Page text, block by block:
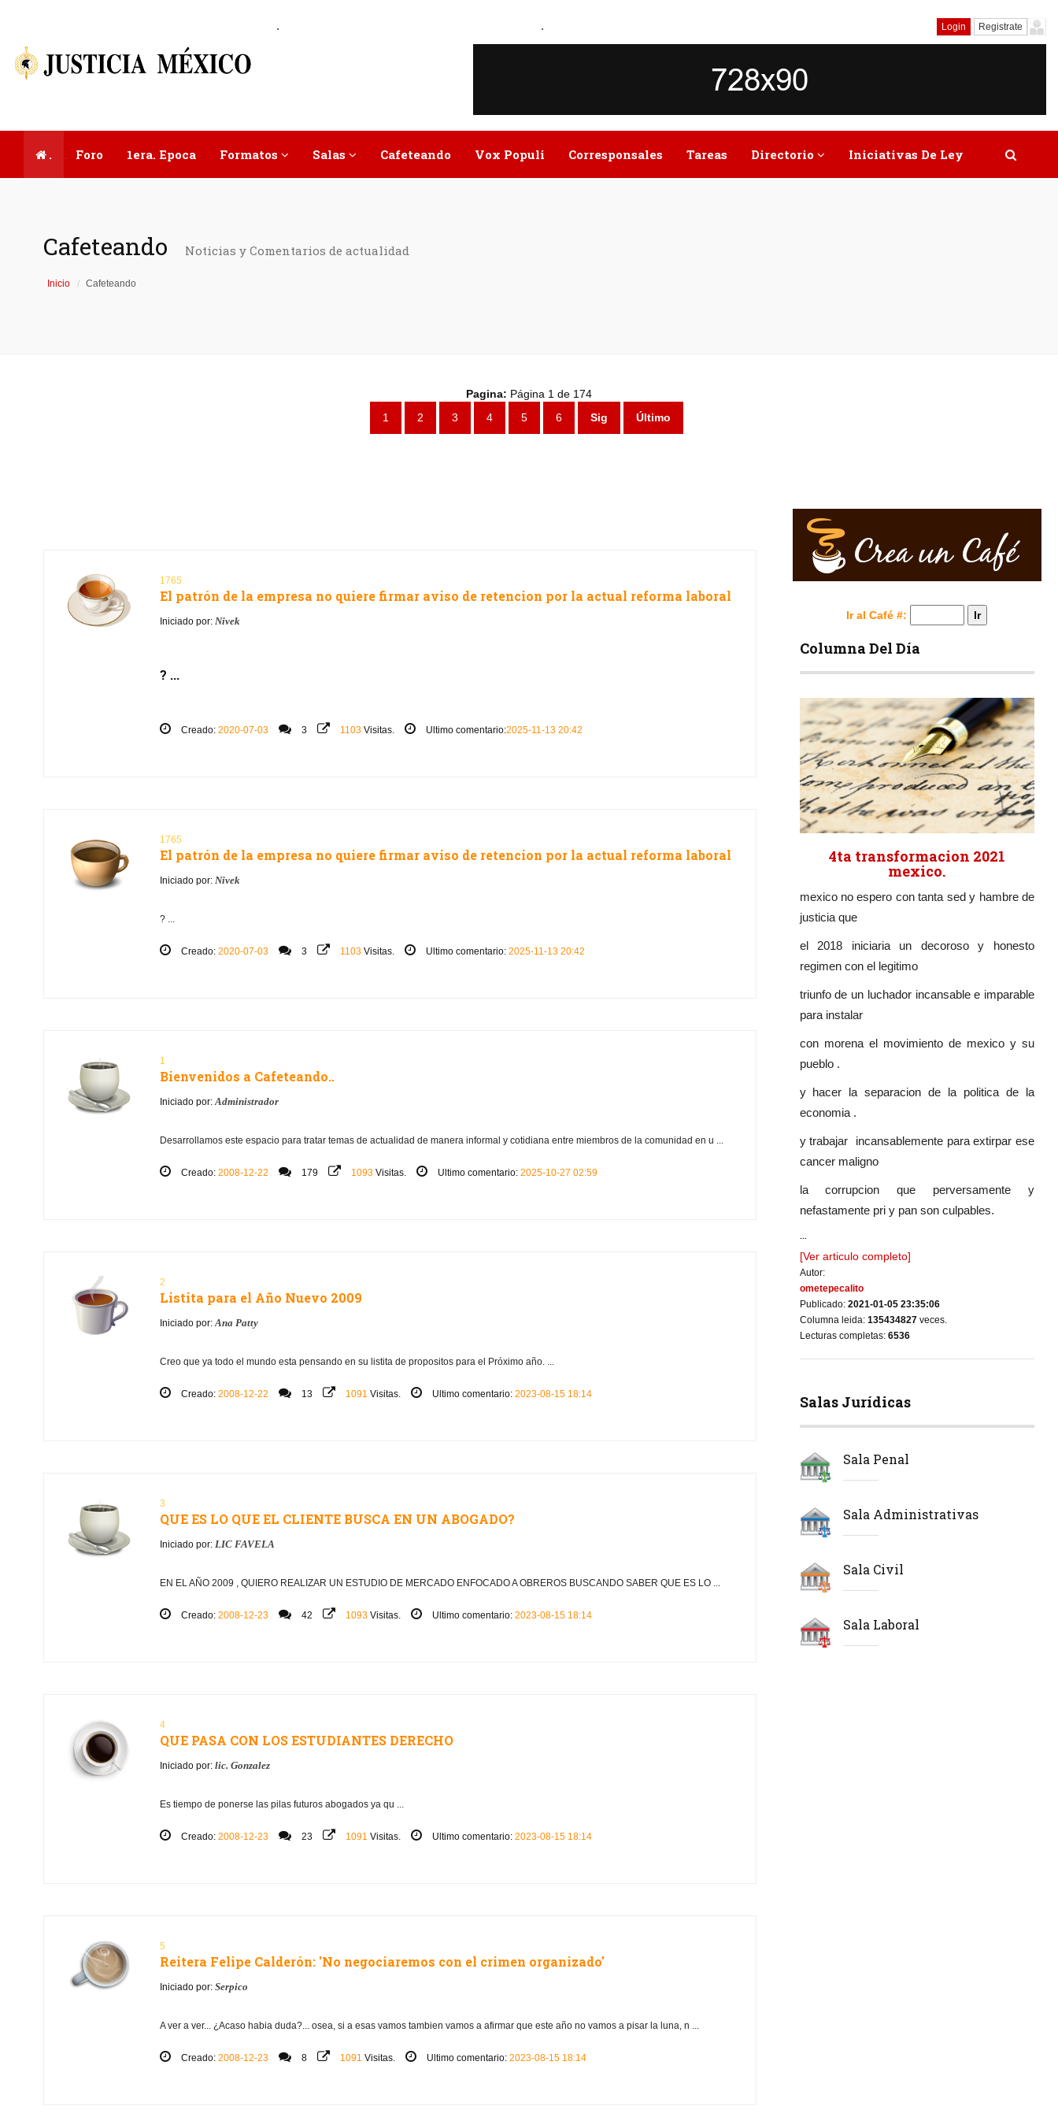
. . Login Registrate
. Foro 1era. Epoca Formatos Salas Cafeteando Vox Populi Corresponsales Tareas Directorio Iniciativas De Ley
Cafeteando Noticias y Comentarios de actualidad
Inicio Cafeteando
Pagina: Página 1 de 174
1
2 3 4 5 6 Sig Último
1765
El patrón de la empresa no quiere firmar aviso de retencion por la actual reforma laboral
Iniciado por: Nivek
? ...
Creado: 2020-07-03 3 1103 Visitas. Ultimo comentario:2025-11-13 20:42
1765
El patrón de la empresa no quiere firmar aviso de retencion por la actual reforma laboral
Iniciado por: Nivek
? ...
Creado: 2020-07-03 3 1103 Visitas. Ultimo comentario: 2025-11-13 20:42
1
Bienvenidos a Cafeteando..
Iniciado por:Administrador
Desarrollamos este espacio para tratar temas de actualidad de manera informal y cotidiana entre miembros de la comunidad en u ...
Creado: 2008-12-22 179 1093 Visitas. Ultimo comentario: 2025-10-27 02:59
2
Listita para el Año Nuevo 2009
Iniciado por:Ana Patty
Creo que ya todo el mundo esta pensando en su listita de propositos para el Próximo año. ...
Creado: 2008-12-22 13 1091 Visitas. Ultimo comentario: 2023-08-15 18:14
3
QUE ES LO QUE EL CLIENTE BUSCA EN UN ABOGADO?
Iniciado por: LIC FAVELA
EN EL AÑO 2009 , QUIERO REALIZAR UN ESTUDIO DE MERCADO ENFOCADO A OBREROS BUSCANDO SABER QUE ES LO ...
Creado: 2008-12-23 42 1093 Visitas. Ultimo comentario: 2023-08-15 18:14
4
QUE PASA CON LOS ESTUDIANTES DERECHO
Iniciado por: lic. Gonzalez
Es tiempo de ponerse las pilas futuros abogados ya qu ...
Creado: 2008-12-23 23 1091 Visitas. Ultimo comentario: 2023-08-15 18:14
5
Reitera Felipe Calderón: 'No negociaremos con el crimen organizado'
Iniciado por: Serpico
A ver a ver... ¿Acaso habia duda?... osea, si a esas vamos tambien vamos a afirmar que este año no vamos a pisar la luna, n ...
Creado: 2008-12-23 8 1091 Visitas. Ultimo comentario: 2023-08-15 18:14
Ir al Café #:
Columna Del Día
4ta transformacion 2021
mexico.
mexico no espero con tanta sed y hambre de
justicia que
el 2018 iniciaria un decoroso y honesto
regimen con el legitimo
triunfo de un luchador incansable e imparable
para instalar
con morena el movimiento de mexico y su
pueblo .
y hacer la separacion de la politica de la
economia .
y trabajar incansablemente para extirpar ese
cancer maligno
la corrupcion que perversamente y
nefastamente pri y pan son culpables.
...
[Ver articulo completo]
Autor:
ometepecalito
Publicado: 2021-01-05 23:35:06
Columna leida: 135434827veces.
Lecturas completas: 6536
Salas Jurídicas
Sala Penal
Sala Administrativas
Sala Civil
Sala Laboral